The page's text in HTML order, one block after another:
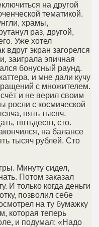
на другой
тематикой.
храмы,
раз, другой,
Уже хотел
вдруг экран загорелся
заиграла эпичная
бонусный раунд.
и мне дали кучу
с множителем.
и не верил своим
росли с космической
пять тысяч,
пятьдесят, сто.
на балансе
тысяч рублей. Сто
Минуту сидел,
Потом заказал
И только когда деньги
позволил себе
на ту бумажку
которая теперь
и подумал: «Надо